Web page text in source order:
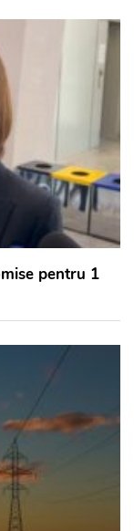
pentru 1